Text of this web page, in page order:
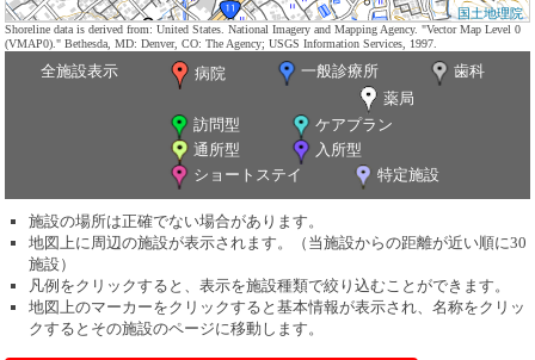
国土地理院
Shoreline data is derived from: United States. National Imagery and Mapping Agency. "Vector Map Level 0
(VMAP0)." Bethesda, MD: Denver, CO: The Agency; USGS Information Services, 1997.
全施設表示 病院 一般診療所
歯科
薬局
訪問型
ケアプラン
通所型
入所型
ショートステイ
特定施設
施設の場所は正確でない場合があります。
地図上に周辺の施設が表示されます。（当施設からの距離が近い順に30
施設）
凡例をクリックすると、表示を施設種類で絞り込むことができます。
地図上のマーカーをクリックすると基本情報が表示され、名称をクリッ
クするとその施設のページに移動します。